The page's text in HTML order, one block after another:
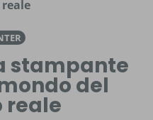
stampante
del
reale